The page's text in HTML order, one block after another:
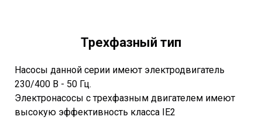
Трехфазный тип
Насосы данной серии имеют электродвигатель
230/400 В - 50 Гц.
Электронасосы с трехфазным двигателем имеют
высокую эффективность класса IE2